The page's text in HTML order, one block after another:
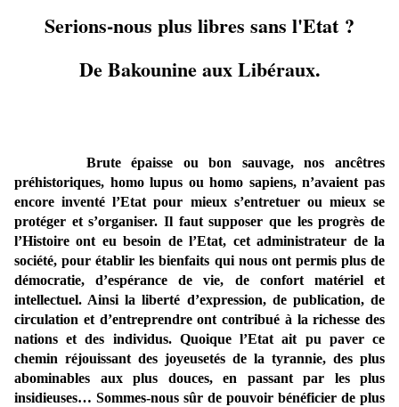
Serions-nous plus libres sans l'Etat ?
De Bakounine aux Libéraux.
Brute épaisse ou bon sauvage, nos ancêtres
préhistoriques, homo lupus ou homo sapiens, n’avaient pas
encore inventé l’Etat pour mieux s’entretuer ou mieux se
protéger et s’organiser. Il faut supposer que les progrès de
l’Histoire ont eu besoin de l’Etat, cet administrateur de la
société, pour établir les bienfaits qui nous ont permis plus de
démocratie, d’espérance de vie, de confort matériel et
intellectuel. Ainsi la liberté d’expression, de publication, de
circulation et d’entreprendre ont contribué à la richesse des
nations et des individus. Quoique l’Etat ait pu paver ce
chemin réjouissant des joyeusetés de la tyrannie, des plus
abominables aux plus douces, en passant par les plus
insidieuses… Sommes-nous sûr de pouvoir bénéficier de plus